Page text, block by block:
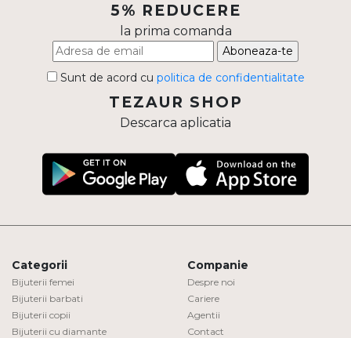
5% REDUCERE
la prima comanda
Aboneaza-te
Sunt de acord cu politica de confidentialitate
TEZAUR SHOP
Descarca aplicatia
Categorii
Bijuterii femei
Bijuterii barbati
Bijuterii copii
Bijuterii cu diamante
Companie
Despre noi
Cariere
Agentii
Contact